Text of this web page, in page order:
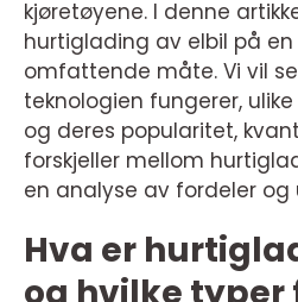
kjøretøyene. I denne
hurtiglading av elbil på
omfattende måte. Vi vil
teknologien fungerer,
og deres popularitet,
forskjeller mellom
en analyse av fordeler og
Hva er